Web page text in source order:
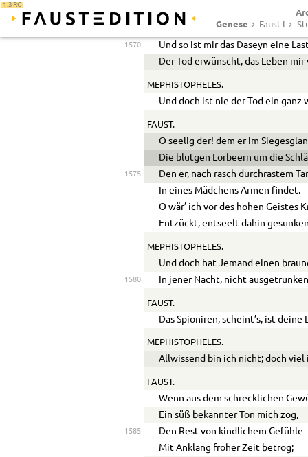
1.3 RC
Genese
Faust I
Der über allen meinen Kräften
Er kann nach außen nichts
1570
Und so ist mir das Daseyn eine
Der Tod erwünscht, das Leben
MEPHISTOPHELES.
Und doch ist nie der Tod ein ganz
FAUST.
O seelig der! dem er im
Die blutgen Lorbeern um die
1575
Den er, nach rasch durchrastem
In eines Mädchens Armen findet.
O wär’ ich vor des hohen Geistes
Entzückt, entseelt dahin
MEPHISTOPHELES.
Und doch hat Jemand einen
1580 In jener Nacht, nicht
FAUST.
Das Spioniren, scheint’s, ist deine
MEPHISTOPHELES.
Allwissend bin ich nicht; doch
FAUST.
Wenn aus dem schrecklichen
Ein süß bekannter Ton mich zog,
1585
Den Rest von kindlichem Gefühle
Mit Anklang froher Zeit betrog;